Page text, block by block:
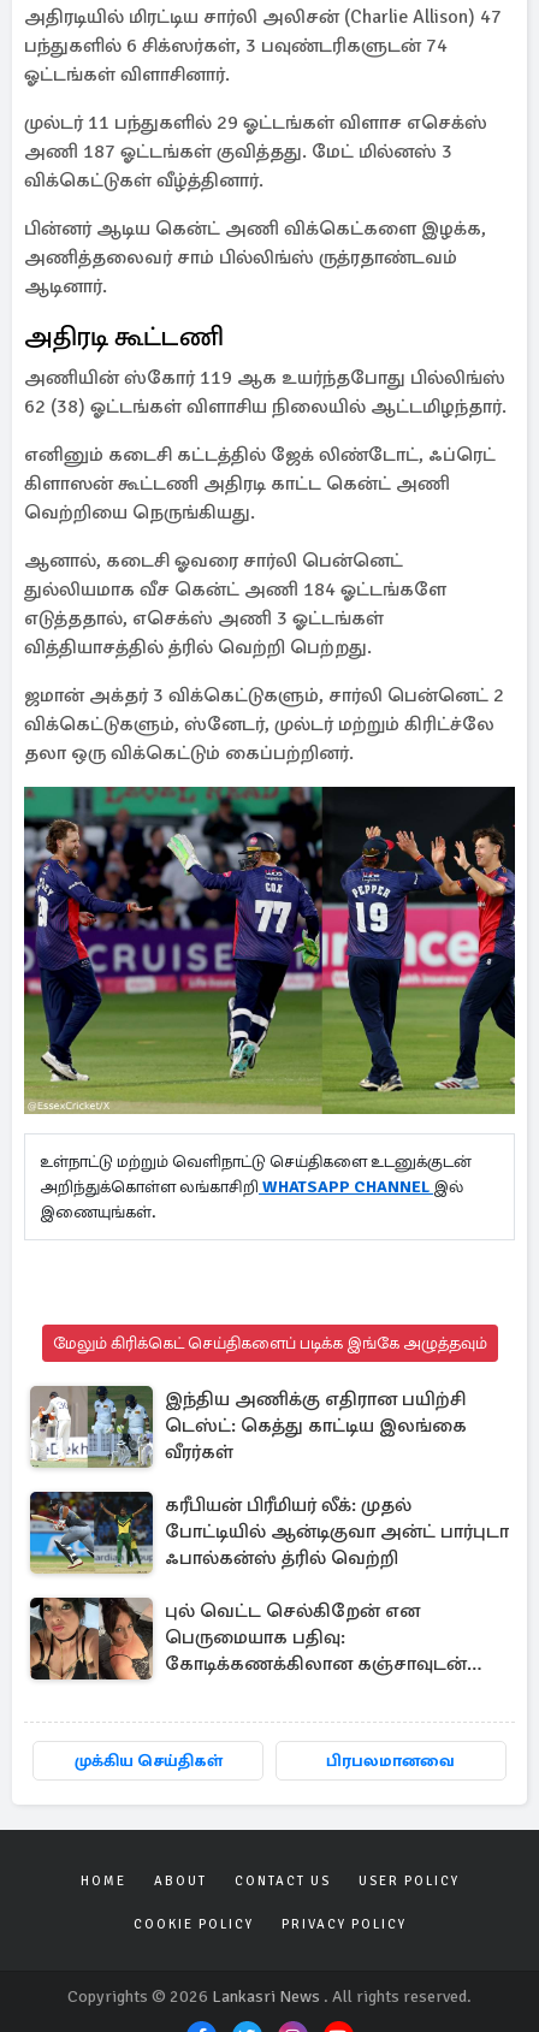
அதிரடியில் மிரட்டிய சார்லி அலிசன் (Charlie Allison) 47
பந்துகளில் 6 சிக்ஸர்கள், 3 பவுண்டரிகளுடன் 74
ஓட்டங்கள் விளாசினார்.
முல்டர் 11 பந்துகளில் 29 ஓட்டங்கள் விளாச எசெக்ஸ்
அணி 187 ஓட்டங்கள் குவித்தது. மேட் மில்னஸ் 3
விக்கெட்டுகள் வீழ்த்தினார்.
பின்னர் ஆடிய கென்ட் அணி விக்கெட்களை இழக்க,
அணித்தலைவர் சாம் பில்லிங்ஸ் ருத்ரதாண்டவம்
ஆடினார்.
அதிரடி கூட்டணி
அணியின் ஸ்கோர் 119 ஆக உயர்ந்தபோது பில்லிங்ஸ்
62 (38) ஓட்டங்கள் விளாசிய நிலையில் ஆட்டமிழந்தார்.
எனினும் கடைசி கட்டத்தில் ஜேக் லிண்டோட், ஃப்ரெட்
கிளாஸன் கூட்டணி அதிரடி காட்ட கென்ட் அணி
வெற்றியை நெருங்கியது.
ஆனால், கடைசி ஓவரை சார்லி பென்னெட்
துல்லியமாக வீச கென்ட் அணி 184 ஓட்டங்களே
எடுத்ததால், எசெக்ஸ் அணி 3 ஓட்டங்கள்
வித்தியாசத்தில் த்ரில் வெற்றி பெற்றது.
ஜமான் அக்தர் 3 விக்கெட்டுகளும், சார்லி பென்னெட் 2
விக்கெட்டுகளும், ஸ்னேடர், முல்டர் மற்றும் கிரிட்ச்லே
தலா ஒரு விக்கெட்டும் கைப்பற்றினர்.
உள்நாட்டு மற்றும் வெளிநாட்டு செய்திகளை உடனுக்குடன்
அறிந்துக்கொள்ள லங்காசிறி WHATSAPP CHANNEL இல்
இணையுங்கள்.
மேலும் கிரிக்கெட் செய்திகளைப் படிக்க இங்கே அழுத்தவும்
இந்திய அணிக்கு எதிரான பயிற்சி
டெஸ்ட்: கெத்து காட்டிய இலங்கை
வீரர்கள்
கரீபியன் பிரீமியர் லீக்: முதல்
போட்டியில் ஆன்டிகுவா அன்ட் பார்புடா
ஃபால்கன்ஸ் த்ரில் வெற்றி
புல் வெட்ட செல்கிறேன் என
பெருமையாக பதிவு:
கோடிக்கணக்கிலான கஞ்சாவுடன்
முக்கிய செய்திகள் பிரபலமானவை
HOME ABOUT CONTACT US USER POLICY
COOKIE POLICY PRIVACY POLICY
Copyrights © 2026 Lankasri News . All rights reserved.